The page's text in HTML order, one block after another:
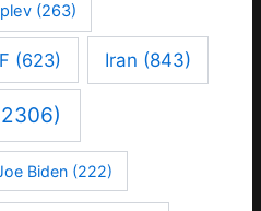
(263)
(623) Iran (843)
Biden (222)